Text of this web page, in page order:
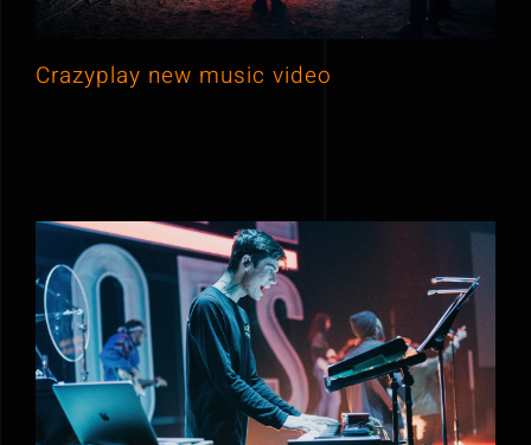
Crazyplay new music video
Premios feroz music festival 2019